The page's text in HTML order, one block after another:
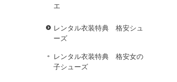
エ
レンタル衣装特典 格安シュ
ーズ
レンタル衣装特典 格安女の
子シューズ